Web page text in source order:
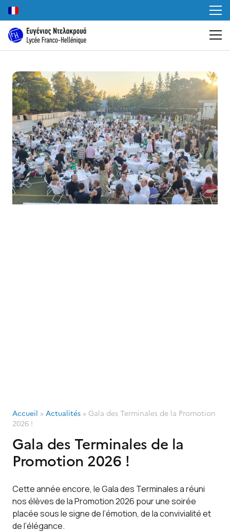
Accueil » Actualités » Gala des Terminales de la Promotion
2026 !
Gala des Terminales de la
Promotion 2026 !
Cette année encore, le Gala des Terminales a réuni
nos élèves de la Promotion 2026 pour une soirée
placée sous le signe de l’émotion, de la convivialité et
de l’élégance.